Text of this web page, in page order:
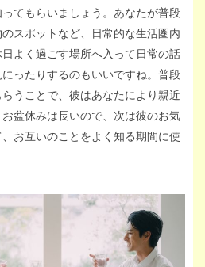
てもらいましょう。あなたが普段
スポットなど、日常的な生活圏内
よく過ごす場所へ入って日常の話
ったりするのもいいですね。普段
うことで、彼はあなたにより親近
盆休みは長いので、次は彼のお気
お互いのことをよく知る期間に使